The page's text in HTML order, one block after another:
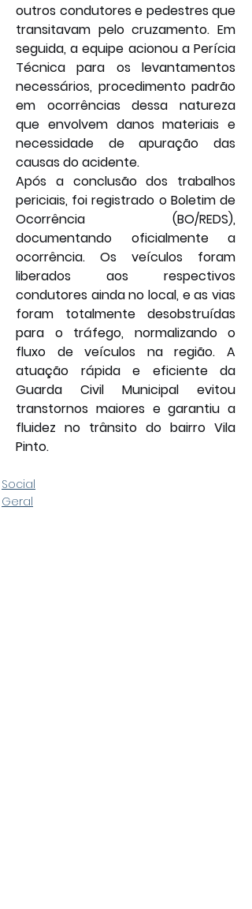
outros condutores e pedestres que
transitavam pelo cruzamento. Em
seguida, a equipe acionou a Perícia
Técnica para os levantamentos
necessários, procedimento padrão
em ocorrências dessa natureza
que envolvem danos materiais e
necessidade de apuração das
causas do acidente.
Após a conclusão dos trabalhos
periciais, foi registrado o Boletim de
Ocorrência (BO/REDS),
documentando oficialmente a
ocorrência. Os veículos foram
liberados aos respectivos
condutores ainda no local, e as vias
foram totalmente desobstruídas
para o tráfego, normalizando o
fluxo de veículos na região. A
atuação rápida e eficiente da
Guarda Civil Municipal evitou
transtornos maiores e garantiu a
fluidez no trânsito do bairro Vila
Pinto.
Social
Geral